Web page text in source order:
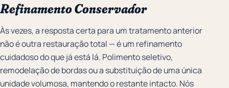
Refinamento Conservador
Às vezes, a resposta certa para um tratamento anterior
não é outra restauração total — é um refinamento
cuidadoso do que já está lá. Polimento seletivo,
remodelação de bordas ou a substituição de uma única
unidade volumosa, mantendo o restante intacto. Nós